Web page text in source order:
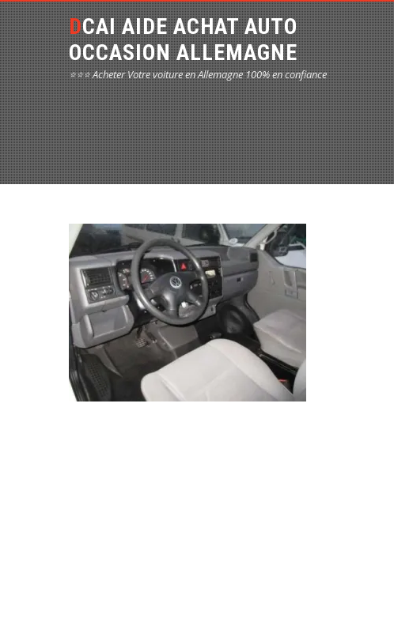
DCAI AIDE ACHAT AUTO
OCCASION ALLEMAGNE
⭐⭐⭐ Acheter Votre voiture en Allemagne 100% en confiance